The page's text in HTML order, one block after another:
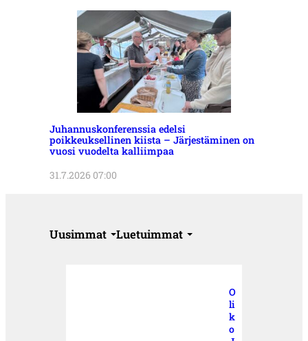
Juhannuskonferenssia edelsi
poikkeuksellinen kiista – Järjestäminen on
vuosi vuodelta kalliimpaa
31.7.2026 07:00
Uusimmat Luetuimmat
O
li
k
o